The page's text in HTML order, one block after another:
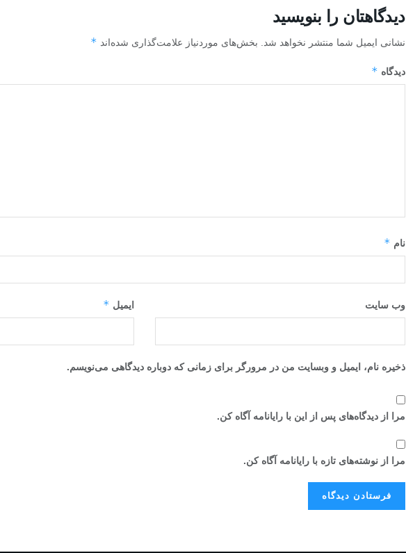
دیدگاهتان را بنویسید
نشانی ایمیل شما منتشر نخواهد شد. بخش‌های موردنیاز علامت‌گذاری شده‌اند *
دیدگاه *
نام *
ایمیل * وب‌ سایت
ذخیره نام، ایمیل و وبسایت من در مرورگر برای زمانی که دوباره دیدگاهی می‌نویسم.
مرا از دیدگاه‌های پس از این با رایانامه آگاه کن.
مرا از نوشته‌های تازه با رایانامه آگاه کن.